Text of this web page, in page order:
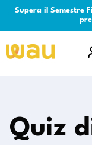
Supera il Semestre
×
Quiz